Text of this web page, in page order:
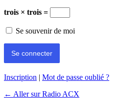
trois × trois =
Se souvenir de moi
Inscription | Mot de passe oublié ?
← Aller sur Radio ACX